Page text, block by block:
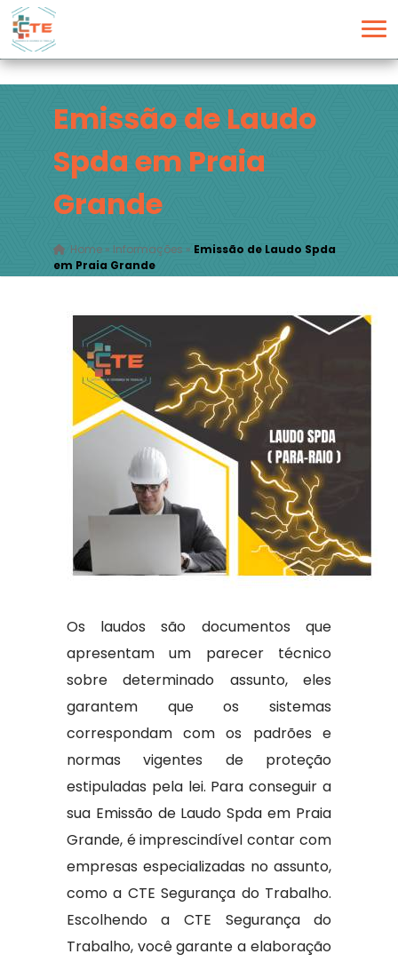
Emissão de Laudo
Spda em Praia
Grande
Home» Informações » Emissão de Laudo Spda
em Praia Grande
Os laudos são documentos que
apresentam um parecer técnico
sobre determinado assunto, eles
garantem que os sistemas
correspondam com os padrões e
normas vigentes de proteção
estipuladas pela lei. Para conseguir a
sua Emissão de Laudo Spda em Praia
Grande, é imprescindível contar com
empresas especializadas no assunto,
como a CTE Segurança do Trabalho.
Escolhendo a CTE Segurança do
Trabalho, você garante a elaboração